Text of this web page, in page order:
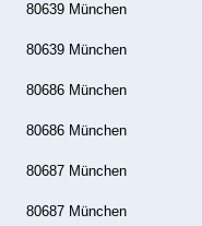
80639 München
80639 München
80686 München
80686 München
80687 München
80687 München